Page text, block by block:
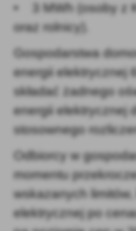
• 3 MWh (osoby z
oraz rolnicy).
Gospodarstwa
energii elektrycznej
składać żadnego
energii elektrycznej
stosownego
Odbiorcy w
momentu
wskazanych
elektrycznej po